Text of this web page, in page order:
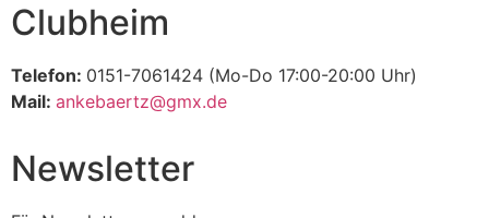
Clubheim
Telefon: 0151-7061424 (Mo-Do 17:00-20:00 Uhr)
Mail: ankebaertz@gmx.de
Newsletter